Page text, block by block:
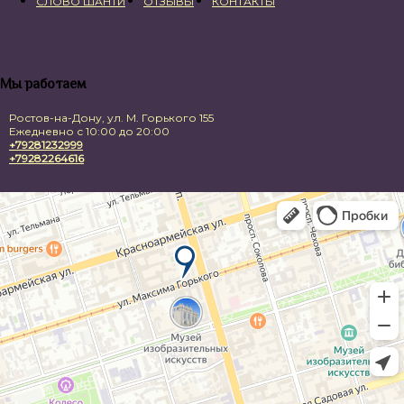
Мы работаем
Ростов-на-Дону, ул. М. Горького 155
Ежедневно с 10:00 до 20:00
+79281232999
+79282264616